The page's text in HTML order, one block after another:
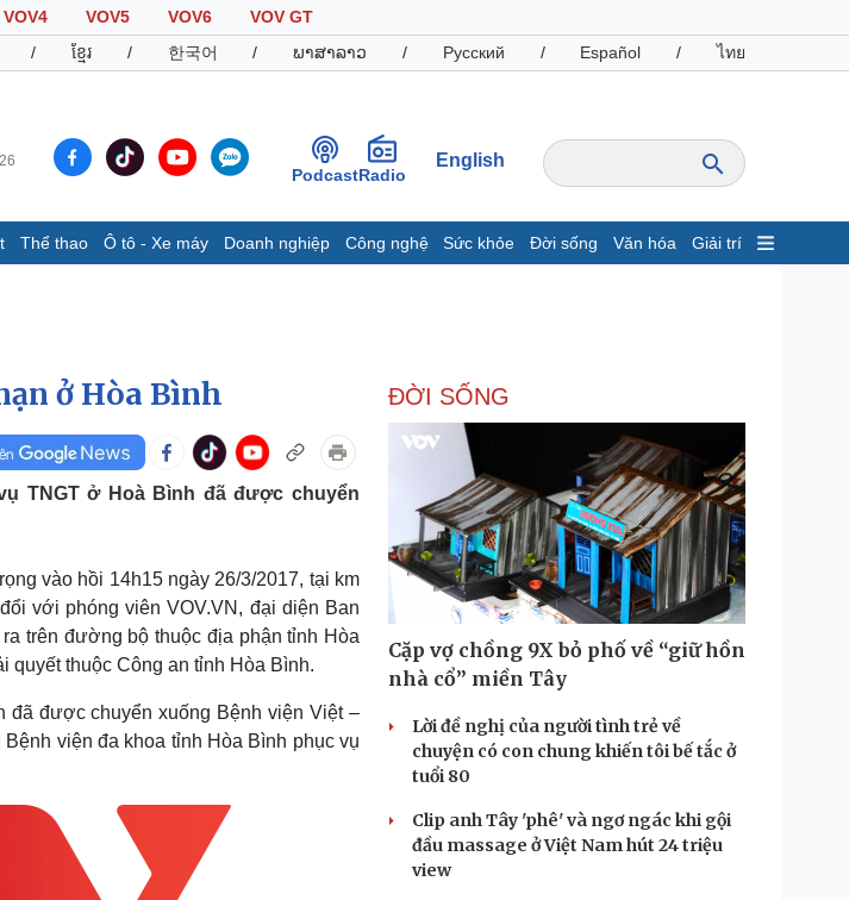
VOV4 VOV5 VOV6
VOV GT
/ ខ្មែរ / 한국어 / ພາສາລາວ / Русский / Español / ไทย
PodcastRadio
English
Thể thao Ô tô - Xe máy Doanh nghiệp Công nghệ Sức khỏe Đời sống Văn hóa Giải trí
Infographic
Giá cà phê
Ô tô - Xe máy
Tư vấn
Doanh nghiệp
Thông tin doanh nghiệp
Doanh nghiệp 24h
Doanh nhân
Vì cộng đồng
Công nghệ
Sành điệu
Tin Công nghệ
Trải nghiệm
Chuyển đổi số
Giải trí
Thời trang
Sao Việt
Du lịch
Săn Tour
check-in
Podcast
Câu chuyện thời sự
Đọc truyện đêm khuya
Cửa sổ tình yêu
ở Hòa Bình
TNGT ở Hoà Bình đã được chuyển
vào hồi 14h15 ngày 26/3/2017, tại km
với phóng viên VOV.VN, đại diện Ban
trên đường bộ thuộc địa phận tỉnh Hòa
thuộc Công an tỉnh Hòa Bình.
đã được chuyển xuống Bệnh viện Việt –
viện đa khoa tỉnh Hòa Bình phục vụ
ĐỜI SỐNG
Cặp vợ chồng 9X bỏ phố về “giữ hồn
nhà cổ” miền Tây
Lời đề nghị của người tình trẻ về
chuyện có con chung khiến tôi bế tắc ở
tuổi 80
Clip anh Tây 'phê' và ngơ ngác khi gội
đầu massage ở Việt Nam hút 24 triệu
view